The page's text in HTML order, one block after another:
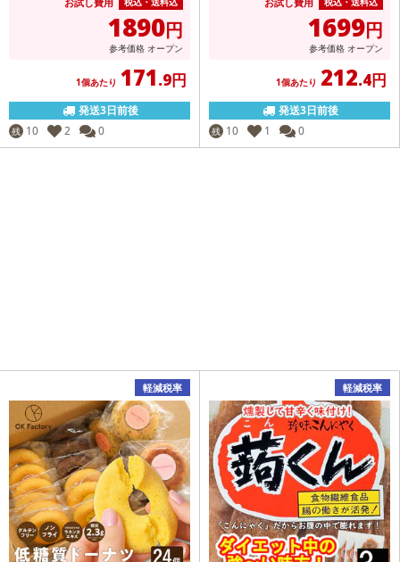
1890円
参考価格 オープン
1個あたり 171.9円
発送3日前後
残 10 2 0
1699円
参考価格 オープン
1個あたり 212.4円
発送3日前後
残 10 1 0
軽減税率 軽減税率